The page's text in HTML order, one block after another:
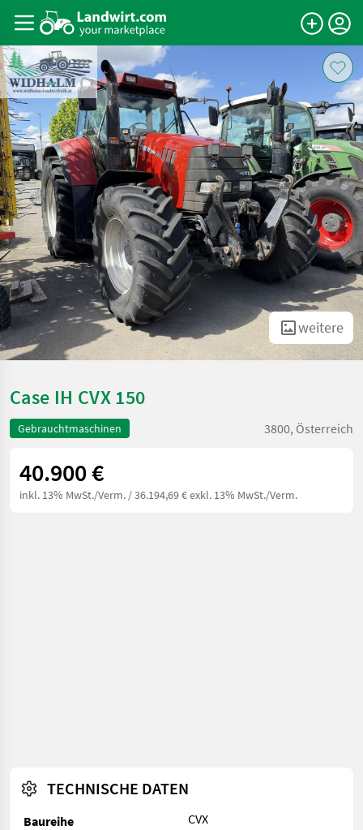
weitere
Case IH CVX 150
Gebrauchtmaschinen 3800, Österreich
40.900 €
inkl. 13% MwSt./Verm. / 36.194,69 € exkl. 13% MwSt./Verm.
TECHNISCHE DATEN
Baureihe
CVX